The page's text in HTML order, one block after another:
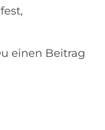
einen Beitrag